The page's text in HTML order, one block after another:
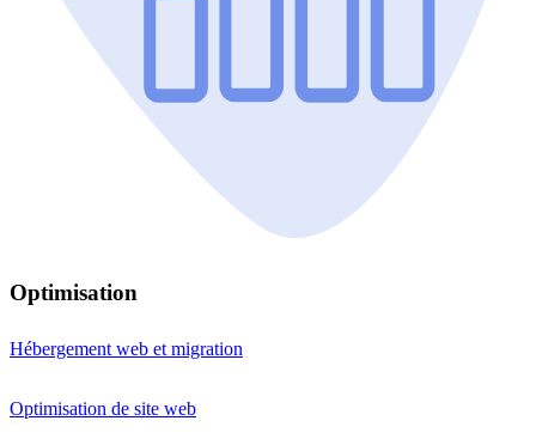
Optimisation
Hébergement web et migration
Optimisation de site web